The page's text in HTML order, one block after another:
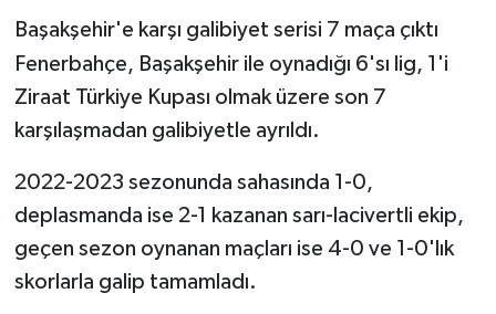
Başakşehir'e karşı galibiyet serisi 7 maça çıktı
Fenerbahçe, Başakşehir ile oynadığı 6'sı lig, 1'i
Ziraat Türkiye Kupası olmak üzere son 7
karşılaşmadan galibiyetle ayrıldı.
2022-2023 sezonunda sahasında 1-0,
deplasmanda ise 2-1 kazanan sarı-lacivertli ekip,
geçen sezon oynanan maçları ise 4-0 ve 1-0'lık
skorlarla galip tamamladı.